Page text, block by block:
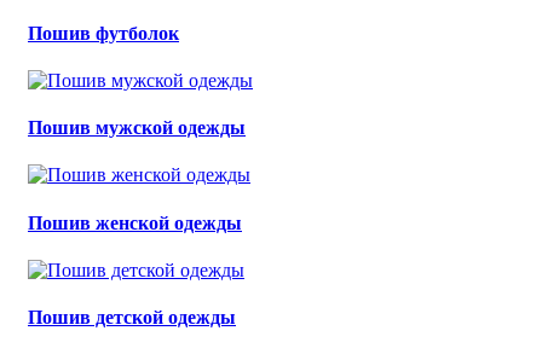
Пошив футболок
Пошив мужской одежды
Пошив женской одежды
Пошив детской одежды